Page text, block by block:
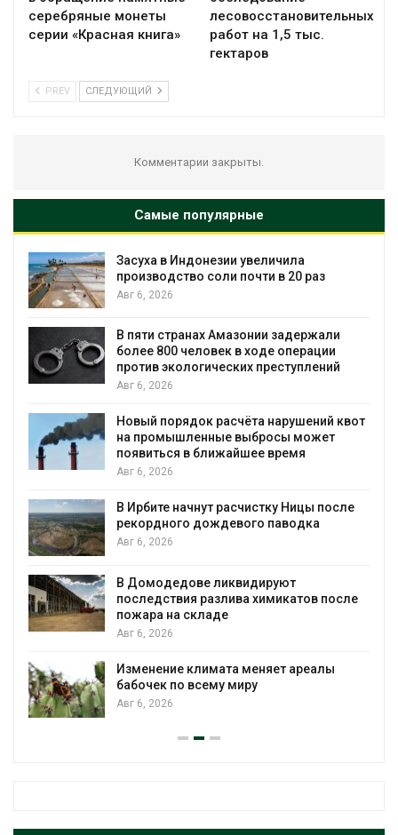
серебряные монеты
серии «Красная книга»
лесовосстановительных
работ на 1,5 тыс.
гектаров
PREV СЛЕДУЮЩИЙ
Комментарии закрыты.
Самые популярные
Засуха в Индонезии увеличила
производство соли почти в 20 раз
Авг 6, 2026
В пяти странах Амазонии задержали
более 800 человек в ходе операции
против экологических преступлений
Авг 6, 2026
Новый порядок расчёта нарушений квот
на промышленные выбросы может
появиться в ближайшее время
Авг 6, 2026
В Ирбите начнут расчистку Ницы после
рекордного дождевого паводка
Авг 6, 2026
В Домодедове ликвидируют
последствия разлива химикатов после
пожара на складе
Авг 6, 2026
Изменение климата меняет ареалы
бабочек по всему миру
Авг 6, 2026